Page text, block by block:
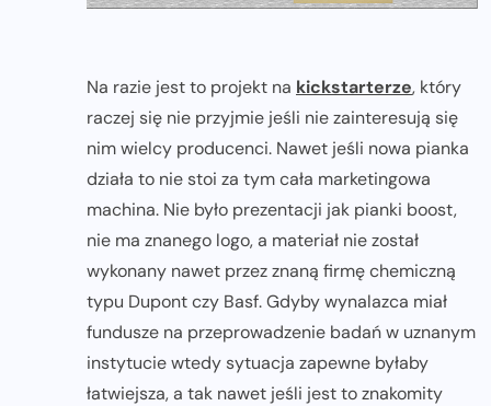
Na razie jest to projekt na kickstarterze, który
raczej się nie przyjmie jeśli nie zainteresują się
nim wielcy producenci. Nawet jeśli nowa pianka
działa to nie stoi za tym cała marketingowa
machina. Nie było prezentacji jak pianki boost,
nie ma znanego logo, a materiał nie został
wykonany nawet przez znaną firmę chemiczną
typu Dupont czy Basf. Gdyby wynalazca miał
fundusze na przeprowadzenie badań w uznanym
instytucie wtedy sytuacja zapewne byłaby
łatwiejsza, a tak nawet jeśli jest to znakomity